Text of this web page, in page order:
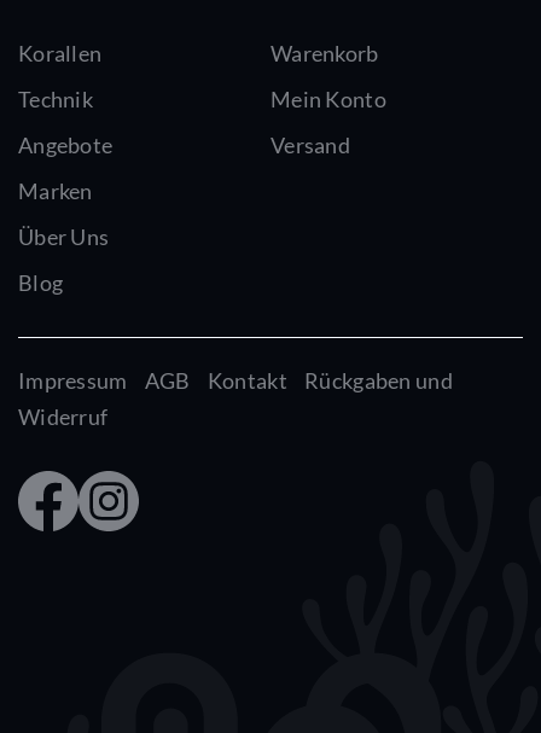
Korallen
Technik
Angebote
Marken
Über Uns
Blog
Warenkorb
Mein Konto
Versand
Impressum AGB Kontakt
Rückgaben und
Widerruf
Faceb
ook
Insta
gram